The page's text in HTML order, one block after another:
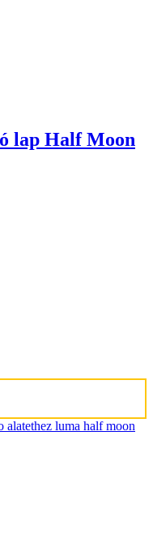
lap Half Moon